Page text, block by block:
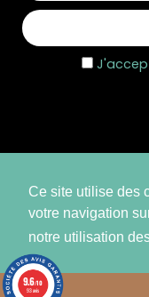
Ce site utilise des
votre navigation
notre utilisation
©2026 Côté
9.6/10
93 avis